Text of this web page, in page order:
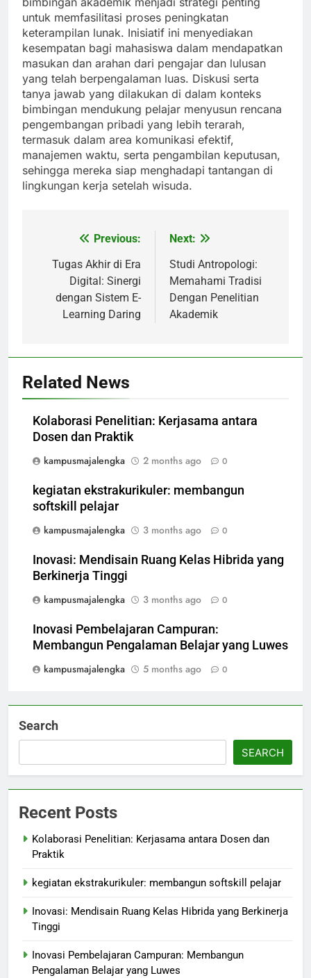
untuk memfasilitasi proses peningkatan
keterampilan lunak. Inisiatif ini menyediakan
kesempatan bagi mahasiswa dalam mendapatkan
masukan dan arahan dari pengajar dan lulusan
yang telah berpengalaman luas. Diskusi serta
tanya jawab yang dilakukan di dalam konteks
bimbingan mendukung pelajar menyusun rencana
pengembangan pribadi yang lebih terarah,
termasuk dalam area komunikasi efektif,
manajemen waktu, serta pengambilan keputusan,
sehingga mereka siap menghadapi tantangan di
lingkungan kerja setelah wisuda.
navigation
Previous:
Tugas Akhir di Era
Digital: Sinergi
dengan Sistem E-
Learning Daring
Next:
Studi Antropologi:
Memahami Tradisi
Dengan Penelitian
Akademik
Related News
Kolaborasi Penelitian: Kerjasama antara
Dosen dan Praktik
kampusmajalengka
2 months ago 0
kegiatan ekstrakurikuler: membangun
softskill pelajar
kampusmajalengka
3 months ago 0
Inovasi: Mendisain Ruang Kelas Hibrida yang
Berkinerja Tinggi
kampusmajalengka
3 months ago 0
Inovasi Pembelajaran Campuran:
Membangun Pengalaman Belajar yang Luwes
kampusmajalengka
5 months ago 0
Search
SEARCH
Recent Posts
Kolaborasi Penelitian: Kerjasama antara Dosen dan
Praktik
kegiatan ekstrakurikuler: membangun softskill pelajar
Inovasi: Mendisain Ruang Kelas Hibrida yang Berkinerja
Tinggi
Inovasi Pembelajaran Campuran: Membangun
Pengalaman Belajar yang Luwes